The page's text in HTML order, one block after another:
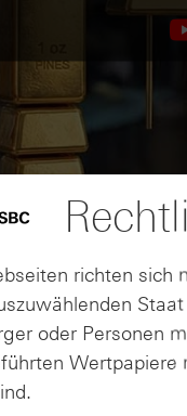
richten sich
oder Personen